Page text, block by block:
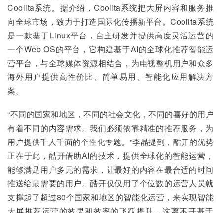
Coolita系统。据介绍，Coolita系统把大屏内容和服务推
向全球市场，致力于打造国际化传播新平台。Coolita系统
是一款基于Linux平台，自主研发并提供高度灵活运营的
一个Web OS的平台，它构建基于AI的全球化推荐智能运
营平台，与全球媒体资源相结合，为电视整机用户和众多
海外用户提供高性价比、简单易用、智能化应用解决方
案。
“不同的国家和地区，不同的社会文化，不同的喜好的用户
有着不同的内容需求。我们必须依靠精准的推荐服务，为
用户提供千人千面的个性化专题。”李晶提到，酷开的优势
正在于此，酷开借助AI的技术，提供全球化的智能运营，
能够满足用户多元的需求，让最好的内容在最合适的时间
推送给最需要的用户。酷开仅仅用了个位数的运营人员就
支撑起了超过80个国家和地区的智能化运营，来实现智能
大屏推荐运营的效果和效率的飞跃提升，这离不开基于